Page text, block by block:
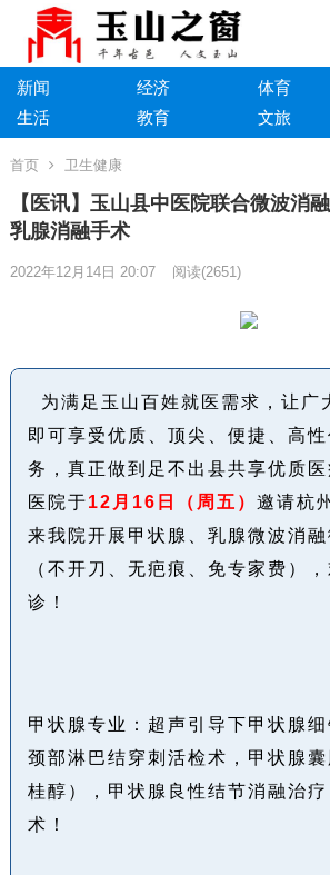
新闻 经济 体育
生活
教育 文旅
首页 卫生健康
【医讯】玉山县中医院联合微波消
乳腺消融手术
2022年12月14日 20:07 阅读(2651)
为满足玉山百姓就医需求，让广
即可享受优质、顶尖、便捷、高
务，真正做到足不出县共享优质
医院于12月16日（周五） 邀请杭
来我院开展甲状腺、乳腺微波消
（不开刀、无疤痕、免专家费）
诊！
甲状腺专业：超声引导下甲状腺细
颈部淋巴结穿刺活检术，甲状腺囊
桂醇），甲状腺良性结节消融治
术！